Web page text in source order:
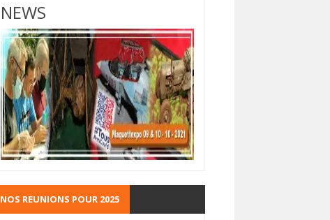
NEWS
NOS REUNIONS POUR 2025